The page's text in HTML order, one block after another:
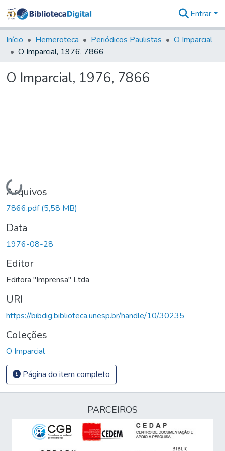
&
Coleções
Tudo na
Digital
Entrar
Início Hemeroteca Periódicos Paulistas
O Imparcial
O Imparcial, 1976, 7866
O Imparcial, 1976, 7866
Carregando...
Arquivos
7866.pdf(5,58 MB)
Data
1976-08-28
Editor
Editora "Imprensa" Ltda
URI
https://bibdig.biblioteca.unesp.br/handle/10/30235
Coleções
O Imparcial
Página do item completo
PARCEIROS